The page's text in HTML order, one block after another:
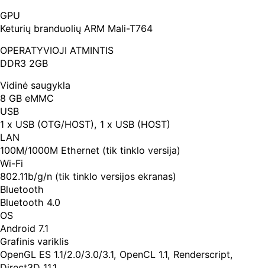
GPU
Keturių branduolių ARM Mali-T764
OPERATYVIOJI ATMINTIS
DDR3 2GB
Vidinė saugykla
8 GB eMMC
USB
1 x USB (OTG/HOST), 1 x USB (HOST)
LAN
100M/1000M Ethernet (tik tinklo versija)
Wi-Fi
802.11b/g/n (tik tinklo versijos ekranas)
Bluetooth
Bluetooth 4.0
OS
Android 7.1
Grafinis variklis
OpenGL ES 1.1/2.0/3.0/3.1, OpenCL 1.1, Renderscript,